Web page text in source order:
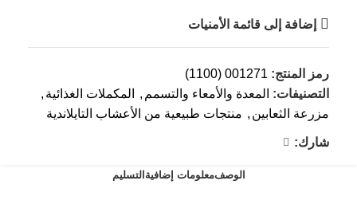
إضافة إلى قائمة الأمنيات
رمز المنتج: 001271 (1100)
التصنيفات: المعدة والأمعاء والتسمم , المكملات الغذائية ,
مزرعة الثعابين , منتجات طبيعية من الأعشاب التايلاندية
شارك:
الوصفمعلومات إضافية التسليم